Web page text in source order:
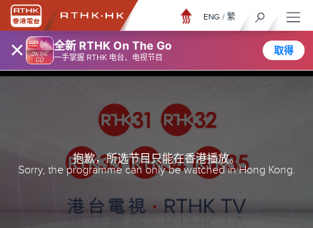
× 全新 RTHK On The Go
一手掌握 RTHK 电台、电视节目
取得
ENG / 繁
抱歉，所选节目只能在香港播放。
Sorry, the programme can only be watched in Hong Kong.